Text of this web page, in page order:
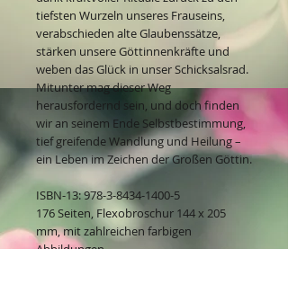
tiefsten Wurzeln unseres Frauseins,
verabschieden alte Glaubenssätze,
stärken unsere Göttinnenkräfte und
weben das Glück in unser Schicksalsrad.
Mitunter mag dieser Weg
herausfordernd sein, und doch finden
wir an seinem Ende Selbstbestimmung,
tief greifende Wandlung und Heilung –
ein Leben im Zeichen der Großen Göttin.
ISBN-13: 978-3-8434-1400-5
176 Seiten, Flexobroschur 144 x 205
mm, mit zahlreichen farbigen
Abbildungen